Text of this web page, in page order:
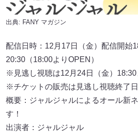
出典: FANY マガジン
配信日時：12月17日（金）配信開
20:30（18:00よりOPEN）
※見逃し視聴は12月24日（金）18:30
※チケットの販売は見逃し視聴終了
概要：ジャルジャルによるオール新
す！
出演者：ジャルジャル